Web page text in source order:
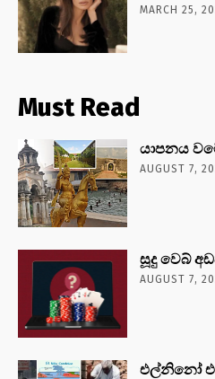
MARCH 25,
Must Read
යාපනය
AUGUST 7,
සූදු වෙබ්
AUGUST 7,
එල්නිනෝ